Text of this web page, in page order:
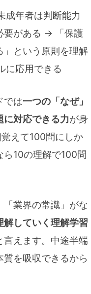
成年者は判断能力
要がある → 「保護
」という原則を理解
に応用できる
では一つの「なぜ」
に対応できる力が身
えて100問にしか
ら10の理解で100問
業界の常識」がな
解していく理解学習
言えます。中途半端
を吸収できるから